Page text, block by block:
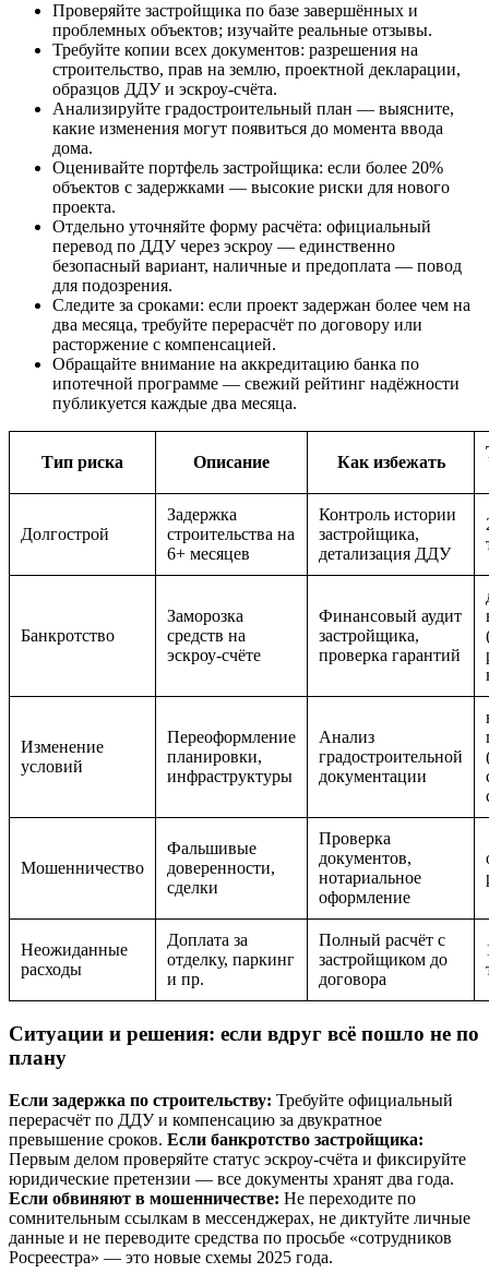
Проверяйте застройщика по базе завершённых и
проблемных объектов; изучайте реальные отзывы.
Требуйте копии всех документов: разрешения на
строительство, прав на землю, проектной декларации,
образцов ДДУ и эскроу-счёта.
Анализируйте градостроительный план — выясните,
какие изменения могут появиться до момента ввода
дома.
Оценивайте портфель застройщика: если более 20%
объектов с задержками — высокие риски для нового
проекта.
Отдельно уточняйте форму расчёта: официальный
перевод по ДДУ через эскроу — единственно
безопасный вариант, наличные и предоплата — повод
для подозрения.
Следите за сроками: если проект задержан более чем на
два месяца, требуйте перерасчёт по договору или
расторжение с компенсацией.
Обращайте внимание на аккредитацию банка по
ипотечной программе — свежий рейтинг надёжности
публикуется каждые два месяца.
Тип риска Описание Как избежать
Долгострой
Задержка
строительства на
6+ месяцев
Контроль истории
застройщика,
детализация ДДУ
Банкротство
Заморозка
средств на
эскроу-счёте
Финансовый аудит
застройщика,
проверка гарантий
Изменение
условий
Переоформление
планировки,
инфраструктуры
Анализ
градостроительной
документации
Мошенничество
Фальшивые
доверенности,
сделки
Проверка
документов,
нотариальное
оформление
Неожиданные
расходы
Доплата за
отделку, паркинг
и пр.
Полный расчёт с
застройщиком до
договора
Ситуации и решения: если вдруг всё пошло не по
плану
Если задержка по строительству: Требуйте официальный
перерасчёт по ДДУ и компенсацию за двукратное
превышение сроков. Если банкротство застройщика:
Первым делом проверяйте статус эскроу-счёта и фиксируйте
юридические претензии — все документы хранят два года.
Если обвиняют в мошенничестве: Не переходите по
сомнительным ссылкам в мессенджерах, не диктуйте личные
данные и не переводите средства по просьбе «сотрудников
Росреестра» — это новые схемы 2025 года.